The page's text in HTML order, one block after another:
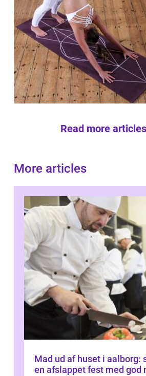
Read more
More articles
Mad ud af huset i aalborg:
en afslappet fest med god